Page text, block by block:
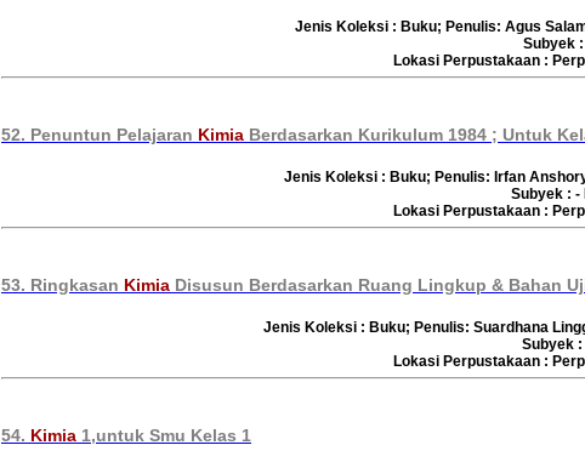
Jenis Koleksi : Buku; Penulis: Agus
Subyek
Lokasi Perpustakaan :
52. Penuntun Pelajaran Kimia Berdasarkan Kurikulum 1984 ; Untuk
Jenis Koleksi : Buku; Penulis: Irfan
Subyek : -
Lokasi Perpustakaan :
53. Ringkasan Kimia Disusun Berdasarkan Ruang Lingkup & Bahan
Jenis Koleksi : Buku; Penulis: Suardhana
Subyek :
Lokasi Perpustakaan :
54. Kimia 1,untuk Smu Kelas 1